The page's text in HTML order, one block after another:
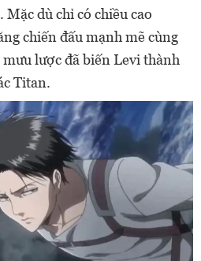
dù chỉ có chiều cao
chiến đấu mạnh mẽ cùng
lược đã biến Levi thành
Titan.